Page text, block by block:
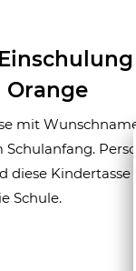
Orange
mit
diese
Schule.